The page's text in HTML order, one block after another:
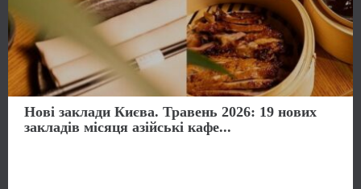
Нові заклади Києва. Травень 2026: 19 нових
закладів місяця азійські кафе...